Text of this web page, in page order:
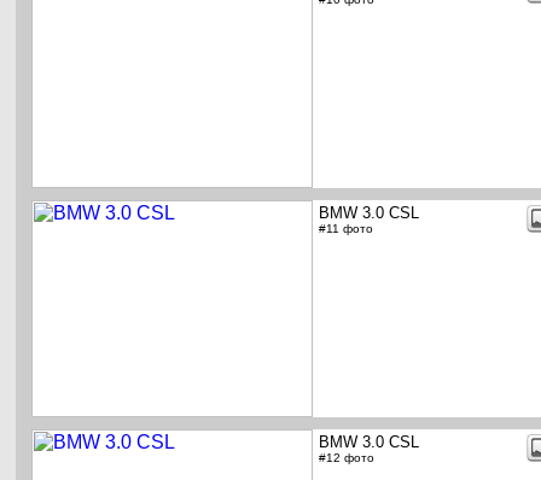
BMW 3.0 CSL
#11 фото
BMW 3.0 CSL
#12 фото